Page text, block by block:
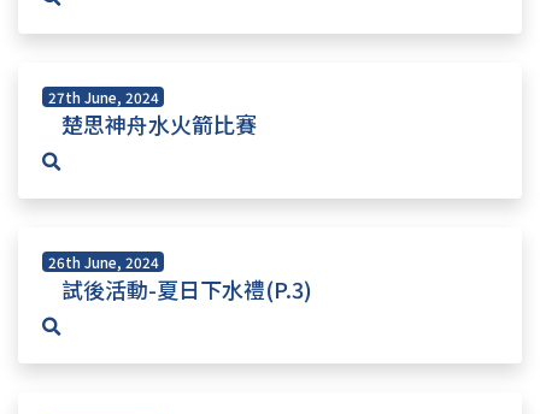
27th June, 2024
楚思神舟水火箭比賽
26th June, 2024
試後活動-夏日下水禮(P.3)